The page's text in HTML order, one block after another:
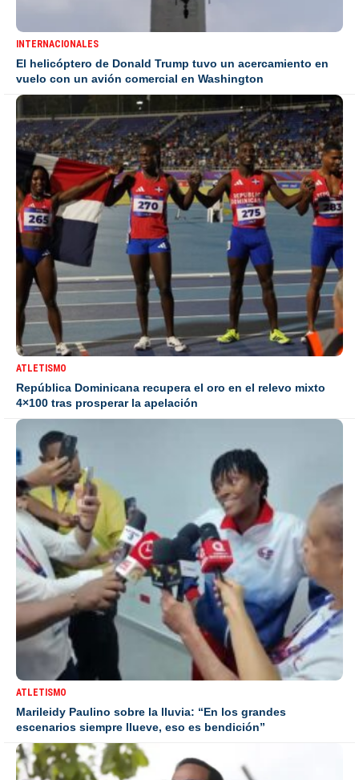
INTERNACIONALES
El helicóptero de Donald Trump tuvo un acercamiento en
vuelo con un avión comercial en Washington
ATLETISMO
República Dominicana recupera el oro en el relevo mixto
4×100 tras prosperar la apelación
ATLETISMO
Marileidy Paulino sobre la lluvia: “En los grandes
escenarios siempre llueve, eso es bendición”